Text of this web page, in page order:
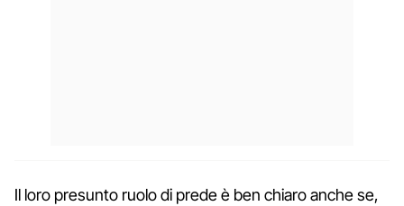
Il loro presunto ruolo di prede è ben chiaro anche se,